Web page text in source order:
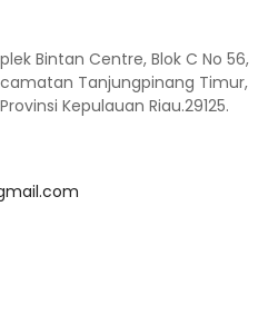
Bintan Centre, Blok C No 56,
Tanjungpinang Timur,
Kepulauan Riau.29125.